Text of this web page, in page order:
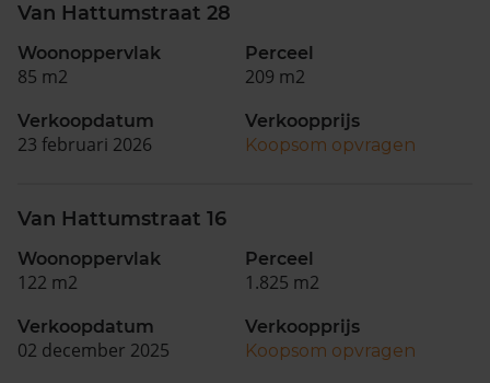
Van Hattumstraat 28
Woonoppervlak
85 m2
Perceel
209 m2
Verkoopdatum
23 februari 2026
Verkoopprijs
Koopsom opvragen
Van Hattumstraat 16
Woonoppervlak
122 m2
Perceel
1.825 m2
Verkoopdatum
02 december 2025
Verkoopprijs
Koopsom opvragen